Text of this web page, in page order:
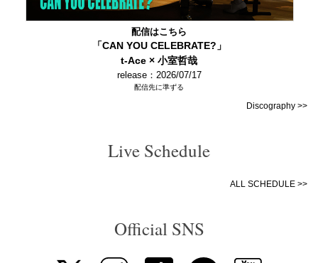
配信はこちら
「CAN YOU CELEBRATE?」
t-Ace × 小室哲哉
release：2026/07/17
配信先に準ずる
Discography >>
Live Schedule
ALL SCHEDULE >>
Official SNS